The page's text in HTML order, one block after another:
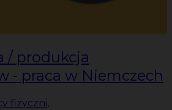
/ produkcja
- praca w Niemczech
fizyczni,